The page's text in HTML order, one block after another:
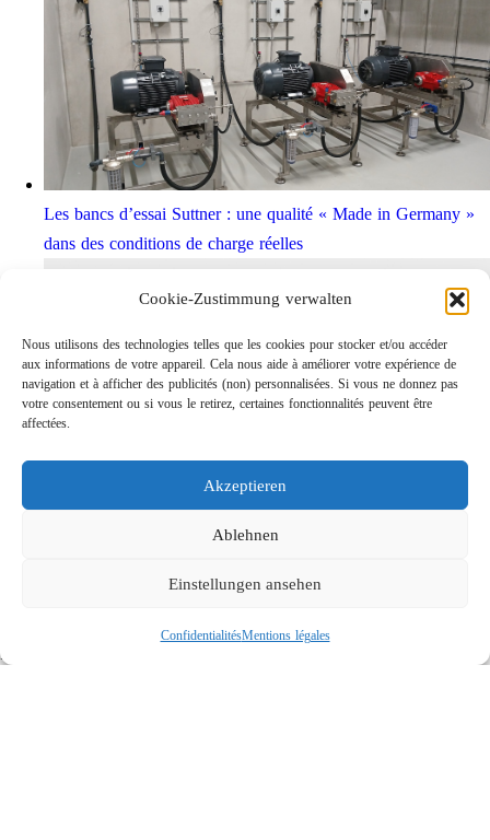
Cookie-Zustimmung verwalten
Nous utilisons des technologies telles que les cookies pour stocker et/ou accéder
aux informations de votre appareil. Cela nous aide à améliorer votre expérience de
navigation et à afficher des publicités (non) personnalisées. Si vous ne donnez pas
votre consentement ou si vous le retirez, certaines fonctionnalités peuvent être
affectées.
Akzeptieren
Ablehnen
Einstellungen ansehen
ConfidentialitésMentions légales
Les bancs d’essai Suttner : une qualité « Made in Germany »
dans des conditions de charge réelles
Recherche